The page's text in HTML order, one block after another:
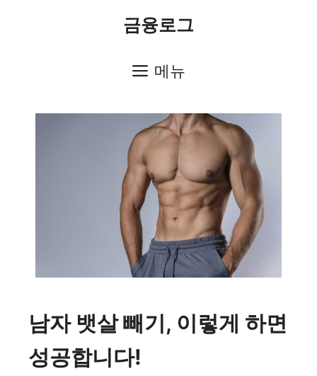
금융로그
메뉴
남자 뱃살 빼기, 이렇게 하면
성공합니다!